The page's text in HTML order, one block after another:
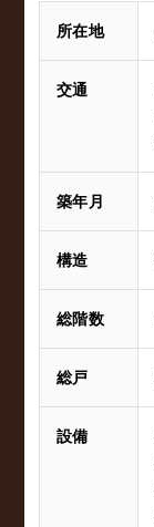
所在地
交通
築年月
構造
総階数
総戸
設備